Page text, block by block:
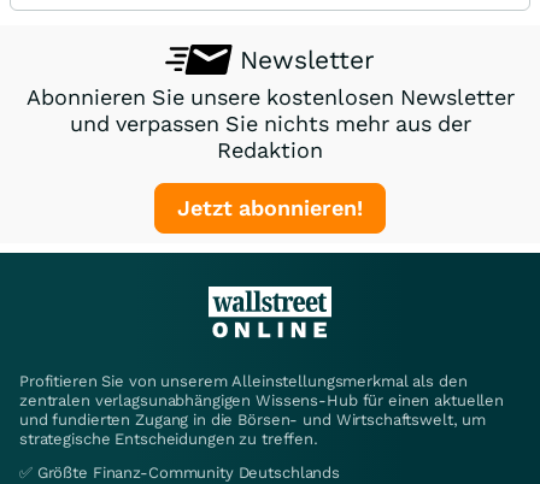
Newsletter
Abonnieren Sie unsere kostenlosen Newsletter
und verpassen Sie nichts mehr aus der
Redaktion
Jetzt abonnieren!
Profitieren Sie von unserem Alleinstellungsmerkmal als den
zentralen verlagsunabhängigen Wissens-Hub für einen aktuellen
und fundierten Zugang in die Börsen- und Wirtschaftswelt, um
strategische Entscheidungen zu treffen.
✅ Größte Finanz-Community Deutschlands